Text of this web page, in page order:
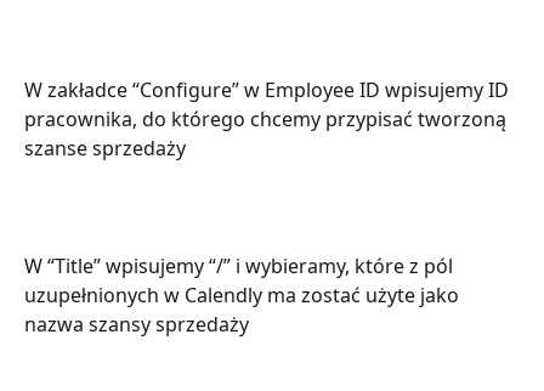
W zakładce “Configure” w Employee ID wpisujemy ID
pracownika, do którego chcemy przypisać tworzoną
szanse sprzedaży
W “Title” wpisujemy “/” i wybieramy, które z pól
uzupełnionych w Calendly ma zostać użyte jako
nazwa szansy sprzedaży